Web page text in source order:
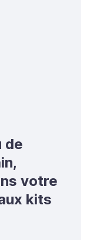
de
votre
kits